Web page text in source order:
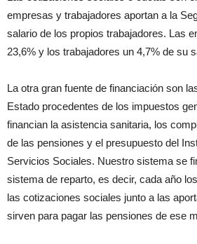
empresas y trabajadores aportan a la
salario de los propios trabajadores. Las
23,6% y los trabajadores un 4,7% de su
La otra gran fuente de financiación son
Estado procedentes de los impuestos
financian la asistencia sanitaria, los
de las pensiones y el presupuesto del
Servicios Sociales. Nuestro sistema se
sistema de reparto, es decir, cada año
las cotizaciones sociales junto a las
sirven para pagar las pensiones de ese